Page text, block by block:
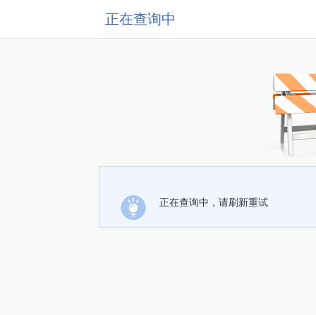
正在查询中
正在查询中，请刷新重试